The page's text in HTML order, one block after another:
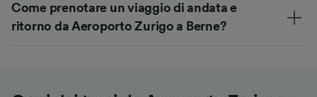
Come prenotare un viaggio di andata e
ritorno da Aeroporto Zurigo a Berne?